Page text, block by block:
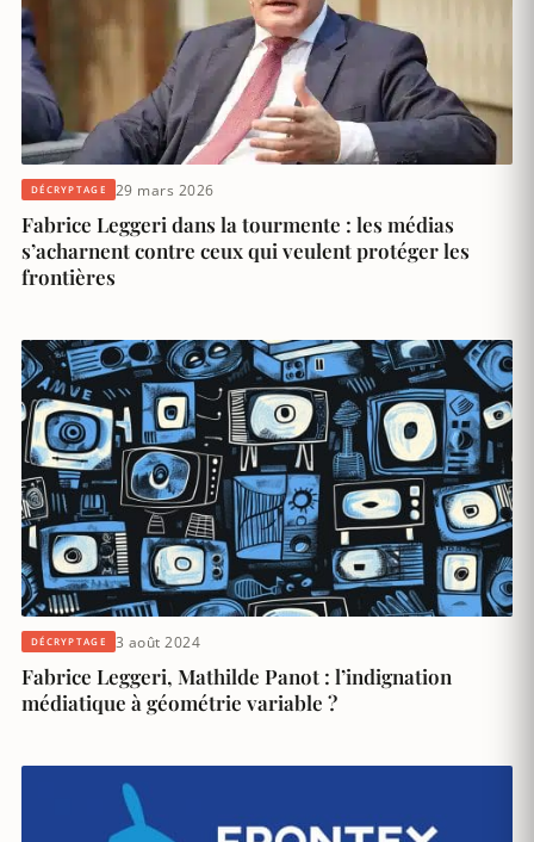
DÉCRYPTAGE 29 mars 2026
Fabrice Leggeri dans la tourmente : les médias
s’acharnent contre ceux qui veulent protéger les
frontières
DÉCRYPTAGE 3 août 2024
Fabrice Leggeri, Mathilde Panot : l’indignation
médiatique à géométrie variable ?